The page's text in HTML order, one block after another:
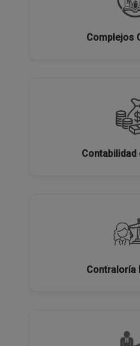
Complejos
Contabilidad
Contraloría